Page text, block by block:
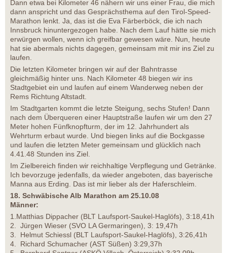
Dann etwa bei Kilometer 46 nähern wir uns einer Frau, die mich
dann anspricht und das Gesprächsthema auf den Tirol-Speed-
Marathon lenkt. Ja, das ist die Eva Färberböck, die ich nach
Innsbruck hinuntergezogen habe. Nach dem Lauf hätte sie mich
erwürgen wollen, wenn ich greifbar gewesen wäre. Nun, heute
hat sie abermals nichts dagegen, gemeinsam mit mir ins Ziel zu
laufen.
Die letzten Kilometer bringen wir auf der Bahntrasse
gleichmäßig hinter uns. Nach Kilometer 48 biegen wir ins
Stadtgebiet ein und laufen auf einem Wanderweg neben der
Rems Richtung Altstadt.
Im Stadtgarten kommt die letzte Steigung, sechs Stufen! Dann
nach dem Überqueren einer Hauptstraße laufen wir um den 27
Meter hohen Fünfknopfturm, der im 12. Jahrhundert als
Wehrturm erbaut wurde. Und biegen links auf die Bockgasse
und laufen die letzten Meter gemeinsam und glücklich nach
4.41.48 Stunden ins Ziel.
Im Zielbereich finden wir reichhaltige Verpflegung und Getränke.
Ich bevorzuge jedenfalls, da wieder angeboten, das bayerische
Manna aus Erding. Das ist mir lieber als der Haferschleim.
18. Schwäbische Alb Marathon am 25.10.08
Männer:
1.Matthias Dippacher (BLT Laufsport-Saukel-Haglöfs), 3:18,41h
2. Jürgen Wieser (SVO LA Germaringen), 3: 19,47h
3. Helmut Schiessl (BLT Laufsport-Saukel-Haglöfs), 3:26,41h
4. Richard Schumacher (AST Süßen) 3:29,37h